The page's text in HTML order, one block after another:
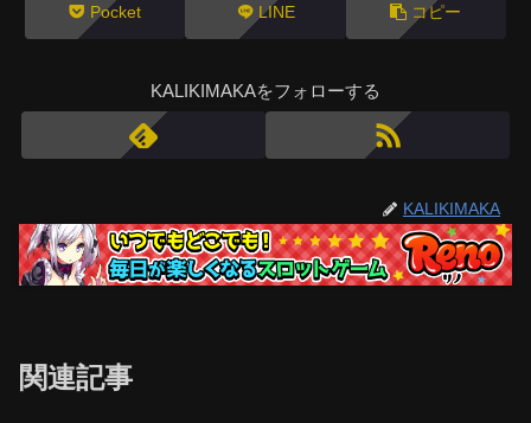
Pocket LINE コピー
KALIKIMAKAをフォローする
KALIKIMAKA
関連記事